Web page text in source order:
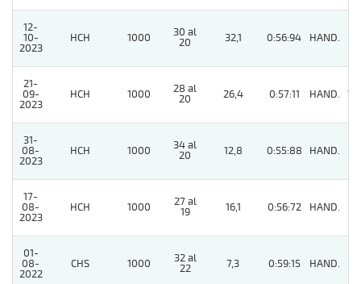
12-
10-
2023
HCH 1000
30 al
20
32,1 0:56:94 HAND.
21-
09-
2023
HCH 1000
28 al
20
26,4 0:57:11 HAND. 13
31-
08-
2023
HCH 1000
34 al
20
12,8 0:55:88 HAND.
17-
08-
2023
HCH 1000
27 al
19
16,1 0:56:72 HAND.
01-
08-
2022
CHS 1000
32 al
22
7,3 0:59:15 HAND.